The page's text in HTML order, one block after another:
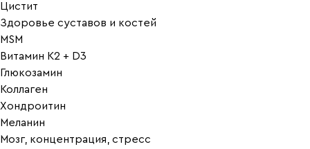
Цистит
Здоровье суставов и костей
MSM
Витамин K2 + D3
Глюкозамин
Коллаген
Хондроитин
Меланин
Мозг, концентрация, стресс